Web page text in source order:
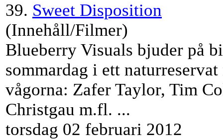
39. Sweet Disposition
(Innehåll/Filmer)
Blueberry Visuals bjuder på
sommardag i ett
vågorna: Zafer Taylor, Tim
Christgau m.fl. ...
torsdag 02 februari 2012